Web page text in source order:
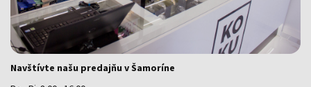
Navštívte našu predajňu v Šamoríne